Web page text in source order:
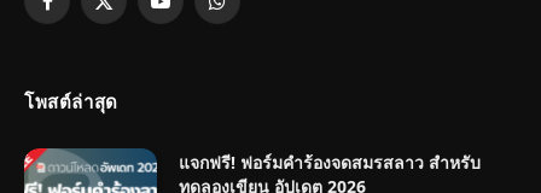
Facebook
X
YouTubeWhatsApp
โพสต์ล่าสุด
แจกฟรี! ฟอร์มคำร้องจดสมรสลาว สำหรับ
ทดลองเขียน อัปเดต 2026